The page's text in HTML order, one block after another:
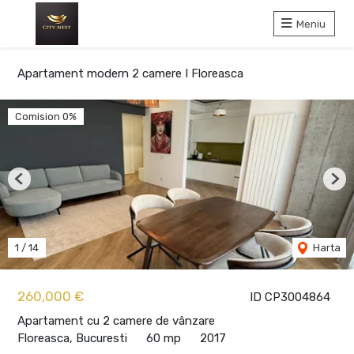
Meniu
Apartament modern 2 camere I Floreasca
ID CP3004864
260,000 €
Apartament cu 2 camere de vânzare
Floreasca, Bucuresti
60 mp 2017
Comision 0%
1 / 14 Harta
Previous